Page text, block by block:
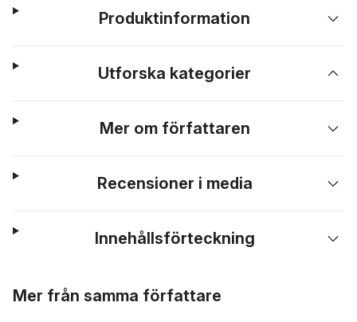
Produktinformation
Utforska kategorier
Mer om författaren
Recensioner i media
Innehållsförteckning
Mer från samma författare